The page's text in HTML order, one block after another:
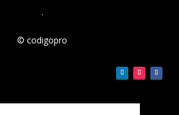
.
© codigopro